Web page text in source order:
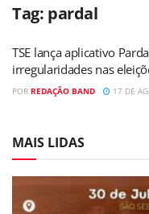
Tag: pardal
TSE lança aplicativo
irregularidades nas
POR REDAÇÃO BAND 17 DE
MAIS LIDAS